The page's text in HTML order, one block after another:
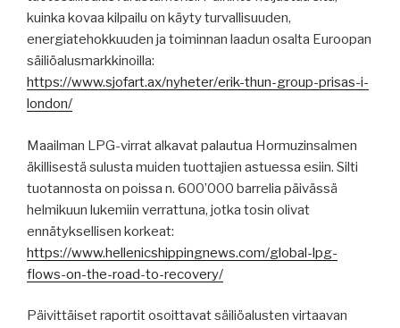
kuinka kovaa kilpailu on käyty turvallisuuden,
energiatehokkuuden ja toiminnan laadun osalta Euroopan
säiliöalusmarkkinoilla:
https://www.sjofart.ax/nyheter/erik-thun-group-prisas-i-
london/
Maailman LPG-virrat alkavat palautua Hormuzinsalmen
äkillisestä sulusta muiden tuottajien astuessa esiin. Silti
tuotannosta on poissa n. 600’000 barrelia päivässä
helmikuun lukemiin verrattuna, jotka tosin olivat
ennätyksellisen korkeat:
https://www.hellenicshippingnews.com/global-lpg-
flows-on-the-road-to-recovery/
Päivittäiset raportit osoittavat säiliöalusten virtaavan